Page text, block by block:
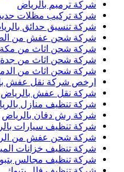
شركة ترميم بالرياض
شركة تركيب مظلات
شركة تنسيق حدائق
شركة شحن عفش من
شركة شحن اثاث من مكة
شركة شحن اثاث من جدة
شركة شحن اثاث من
ارخص شركة نقل عفش
شركة نقل عفش بالرياض
شركة تنظيف منازل
شركة رش دفان بالرياض
شركة تنظيف سيارات
شركة شحن عفش من
شركة تنظيف خزانات
شركة تنظيف مجالس